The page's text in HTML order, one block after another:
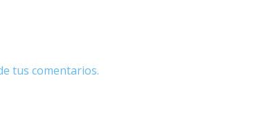
tus comentarios.